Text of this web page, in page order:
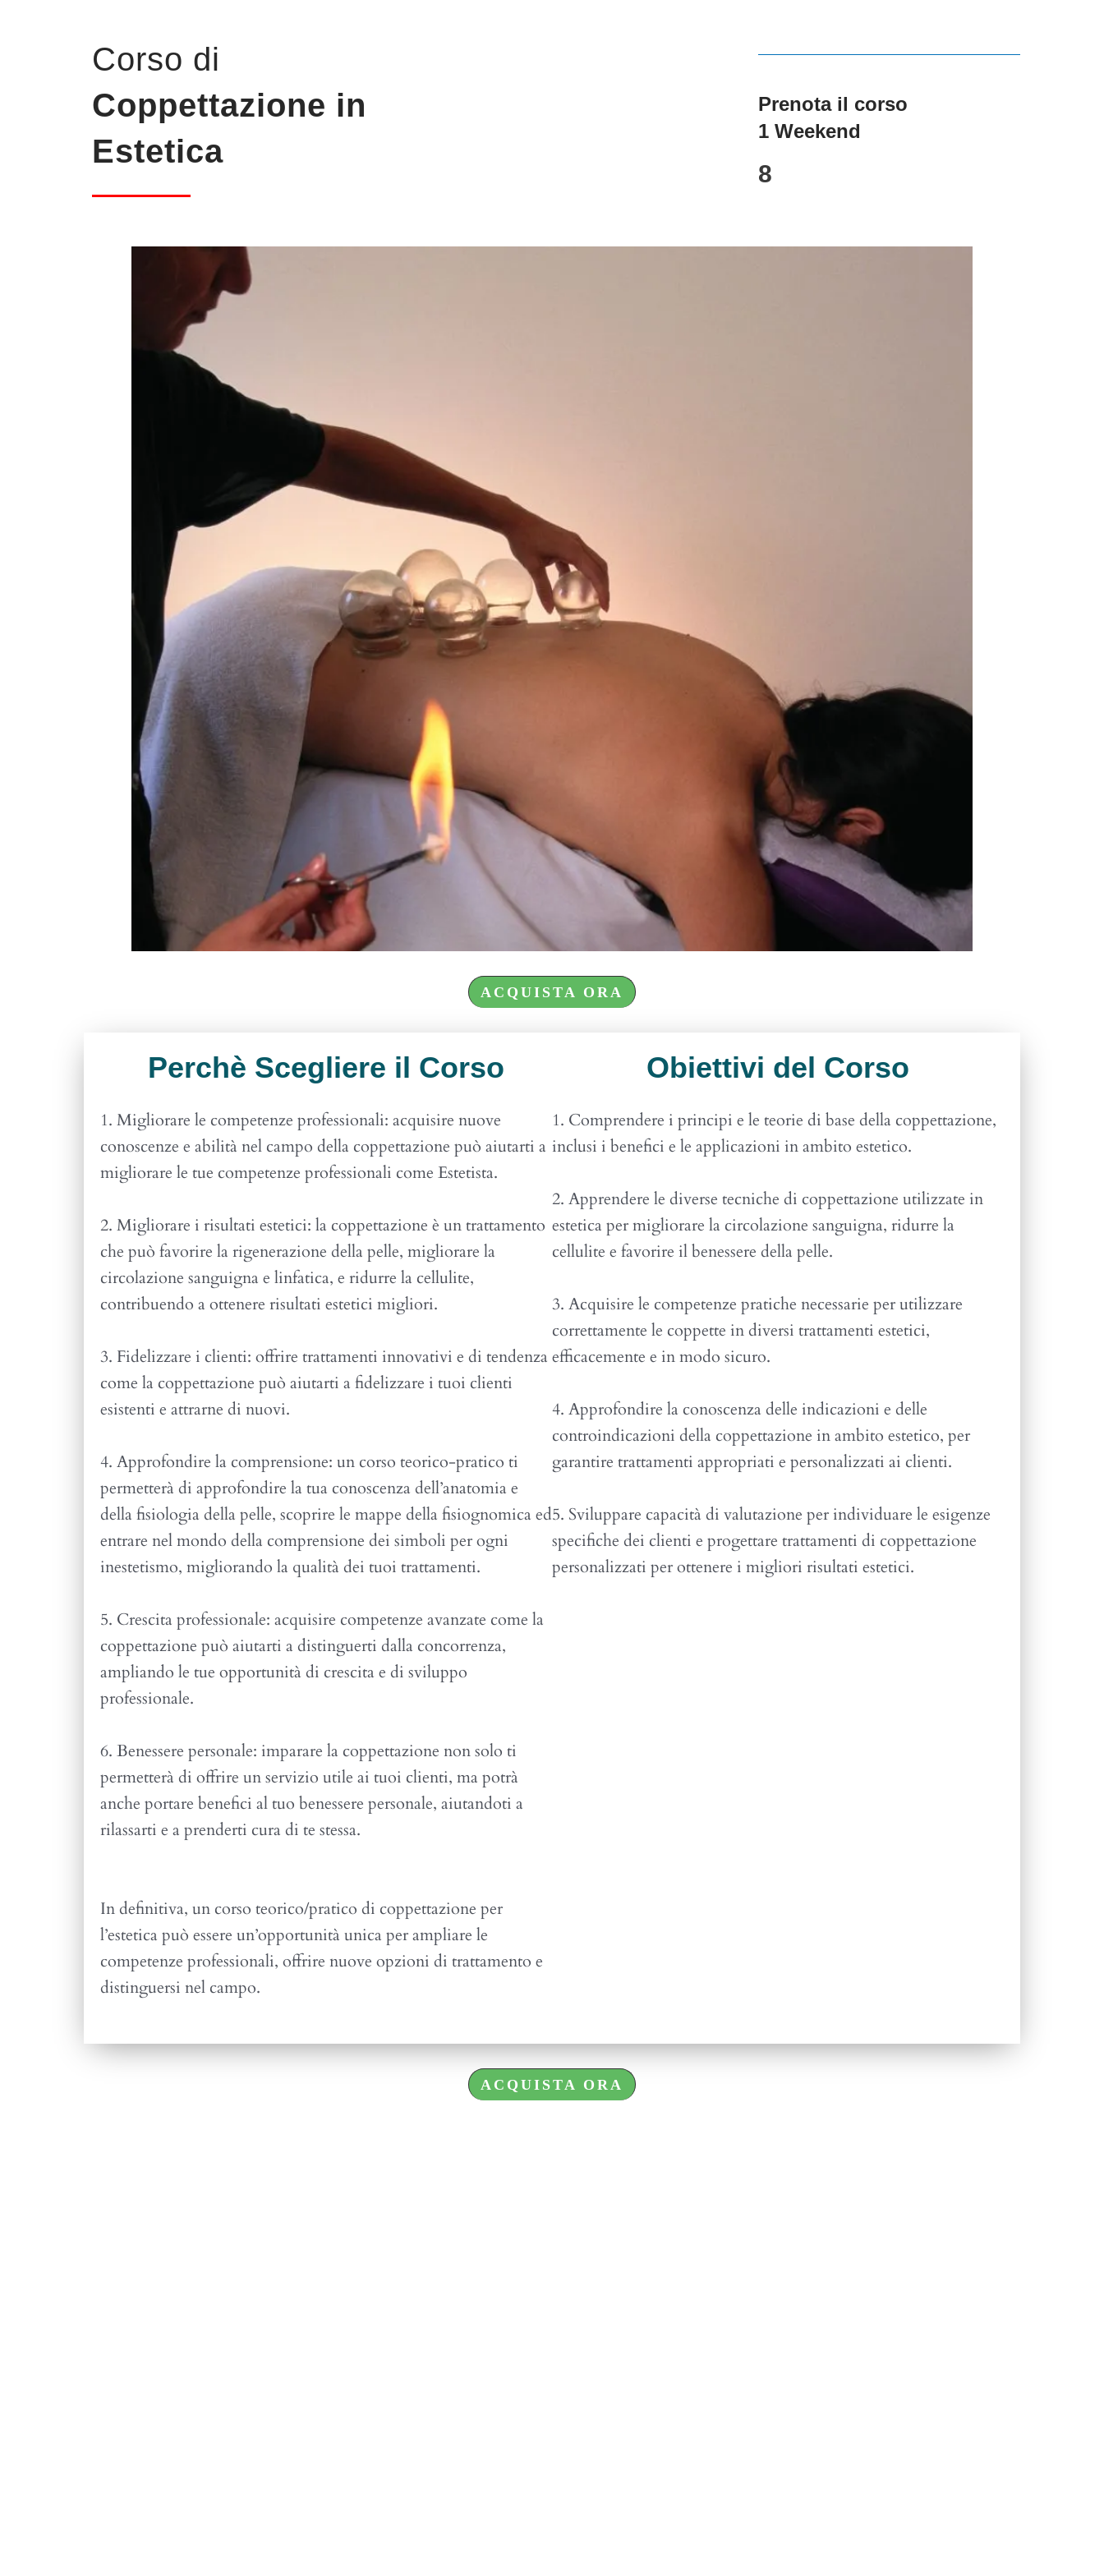
Corso di
Coppettazione in
Estetica
Prenota il corso
1 Weekend
8
ACQUISTA ORA
Perchè Scegliere il Corso
1. Migliorare le competenze professionali: acquisire nuove
conoscenze e abilità nel campo della coppettazione può aiutarti a
migliorare le tue competenze professionali come Estetista.
2. Migliorare i risultati estetici: la coppettazione è un trattamento
che può favorire la rigenerazione della pelle, migliorare la
circolazione sanguigna e linfatica, e ridurre la cellulite,
contribuendo a ottenere risultati estetici migliori.
3. Fidelizzare i clienti: offrire trattamenti innovativi e di tendenza
come la coppettazione può aiutarti a fidelizzare i tuoi clienti
esistenti e attrarne di nuovi.
4. Approfondire la comprensione: un corso teorico-pratico ti
permetterà di approfondire la tua conoscenza dell’anatomia e
della fisiologia della pelle, scoprire le mappe della fisiognomica ed
entrare nel mondo della comprensione dei simboli per ogni
inestetismo, migliorando la qualità dei tuoi trattamenti.
5. Crescita professionale: acquisire competenze avanzate come la
coppettazione può aiutarti a distinguerti dalla concorrenza,
ampliando le tue opportunità di crescita e di sviluppo
professionale.
6. Benessere personale: imparare la coppettazione non solo ti
permetterà di offrire un servizio utile ai tuoi clienti, ma potrà
anche portare benefici al tuo benessere personale, aiutandoti a
rilassarti e a prenderti cura di te stessa.
In definitiva, un corso teorico/pratico di coppettazione per
l’estetica può essere un’opportunità unica per ampliare le
competenze professionali, offrire nuove opzioni di trattamento e
distinguersi nel campo.
Obiettivi del Corso
1. Comprendere i principi e le teorie di base della coppettazione,
inclusi i benefici e le applicazioni in ambito estetico.
2. Apprendere le diverse tecniche di coppettazione utilizzate in
estetica per migliorare la circolazione sanguigna, ridurre la
cellulite e favorire il benessere della pelle.
3. Acquisire le competenze pratiche necessarie per utilizzare
correttamente le coppette in diversi trattamenti estetici,
efficacemente e in modo sicuro.
4. Approfondire la conoscenza delle indicazioni e delle
controindicazioni della coppettazione in ambito estetico, per
garantire trattamenti appropriati e personalizzati ai clienti.
5. Sviluppare capacità di valutazione per individuare le esigenze
specifiche dei clienti e progettare trattamenti di coppettazione
personalizzati per ottenere i migliori risultati estetici.
ACQUISTA ORA